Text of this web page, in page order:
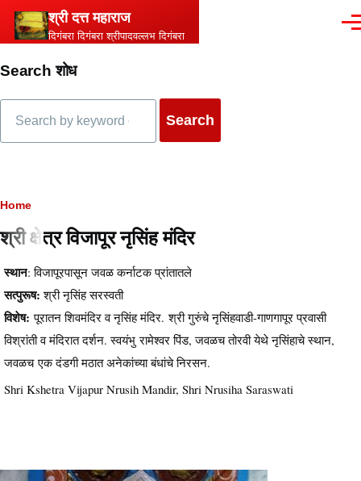
Skip to main content
श्री दत्त महाराज
दिगंबरा दिगंबरा श्रीपादवल्लभ दिगंबरा
Search शोध
Breadcrumb
Home
श्री क्षेत्र विजापूर नृसिंह मंदिर
स्थान: विजापूरपासून जवळ कर्नाटक प्रांतातले
सत्पुरूष: श्री नृसिंह सरस्वती
विशेष:पूरातन शिवमंदिर व नृसिंह मंदिर. श्री गुरुंचे नृसिंहवाडी-गाणगापूर प्रवासी
विश्रांती व मंदिरात दर्शन. स्वयंभु रामेश्वर पिंड, जवळच तोरवी येथे नृसिंहाचे स्थान,
जवळच एक दंडगी मठात अनेकांच्या बंधांचे निरसन.
Shri Kshetra Vijapur Nrusih Mandir, Shri Nrusiha Saraswati